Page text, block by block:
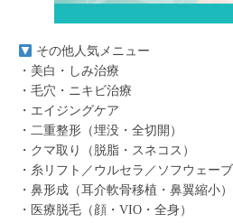
その他人気メニュー
・美白・しみ治療
・毛穴・ニキビ治療
・エイジングケア
・二重整形（埋没・全切開）
・クマ取り（脱脂・スネコス）
・糸リフト／ウルセラ／ソフウェーブ
・鼻形成（耳介軟骨移植・鼻翼縮小）
・医療脱毛（顔・VIO・全身）